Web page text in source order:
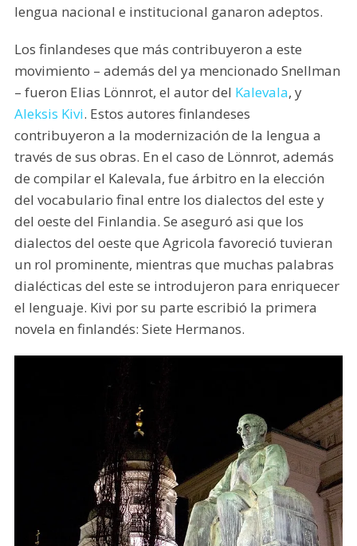
lengua nacional e institucional ganaron adeptos.
Los finlandeses que más contribuyeron a este
movimiento – además del ya mencionado Snellman
– fueron Elias Lönnrot, el autor del Kalevala, y
Aleksis Kivi. Estos autores finlandeses
contribuyeron a la modernización de la lengua a
través de sus obras. En el caso de Lönnrot, además
de compilar el Kalevala, fue árbitro en la elección
del vocabulario final entre los dialectos del este y
del oeste del Finlandia. Se aseguró asi que los
dialectos del oeste que Agricola favoreció tuvieran
un rol prominente, mientras que muchas palabras
dialécticas del este se introdujeron para enriquecer
el lenguaje. Kivi por su parte escribió la primera
novela en finlandés: Siete Hermanos.